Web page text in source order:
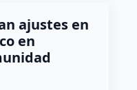
ajustes en
en